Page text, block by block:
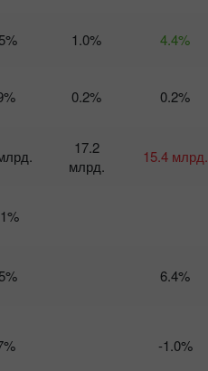
на 28
застрял
между
02-27 UTC+3
охоту –
02-27 UTC+3
1.0% 4.4%
0.2% 0.2%
17.2
млрд.
15.4 млрд.
6.4%
-1.0%